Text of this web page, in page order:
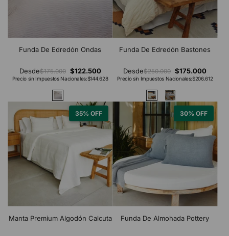
Funda De Edredón Ondas
Desde$175.000 $122.500
Precio sin Impuestos Nacionales:$144.628
Funda De Edredón Bastones
Desde$250.000 $175.000
Precio sin Impuestos Nacionales:$206.612
35% OFF
Manta Premium Algodón Calcuta
30% OFF
Funda De Almohada Pottery